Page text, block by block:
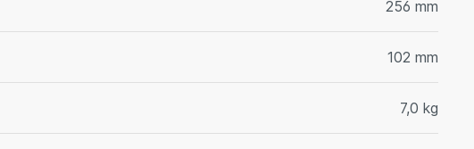
256 mm
102 mm
7,0 kg